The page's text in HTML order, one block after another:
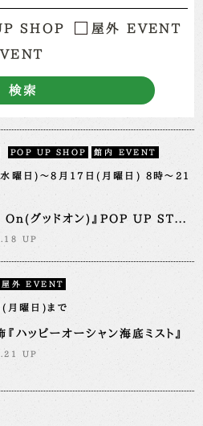
SHOP
屋外 EVENT
検索
POP UP SHOP 館内 EVENT
曜日)～8月17日(月曜日) 8時～21
On(グッドオン)』POP UP ST...
UP
屋外 EVENT
月曜日)まで
ハッピーオーシャン海底ミスト』
UP